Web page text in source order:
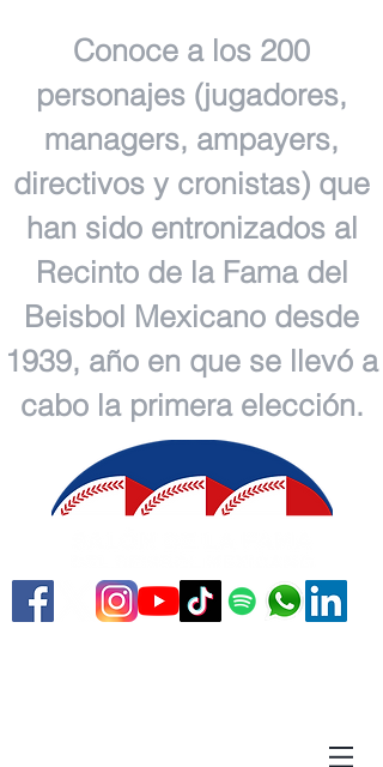
Conoce a los 200
personajes (jugadores,
managers, ampayers,
directivos y cronistas) que
han sido entronizados al
Recinto de la Fama del
Beisbol Mexicano desde
1939, año en que se llevó a
cabo la primera elección.